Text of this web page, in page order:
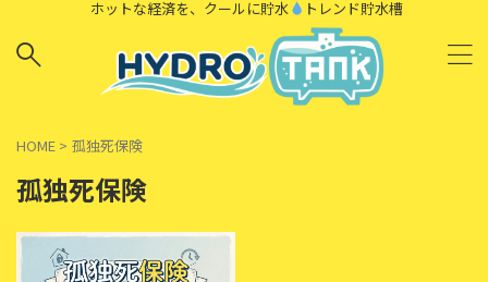
ホットな経済を、クールに貯水 トレンド貯水槽
HOME > 孤独死保険
孤独死保険